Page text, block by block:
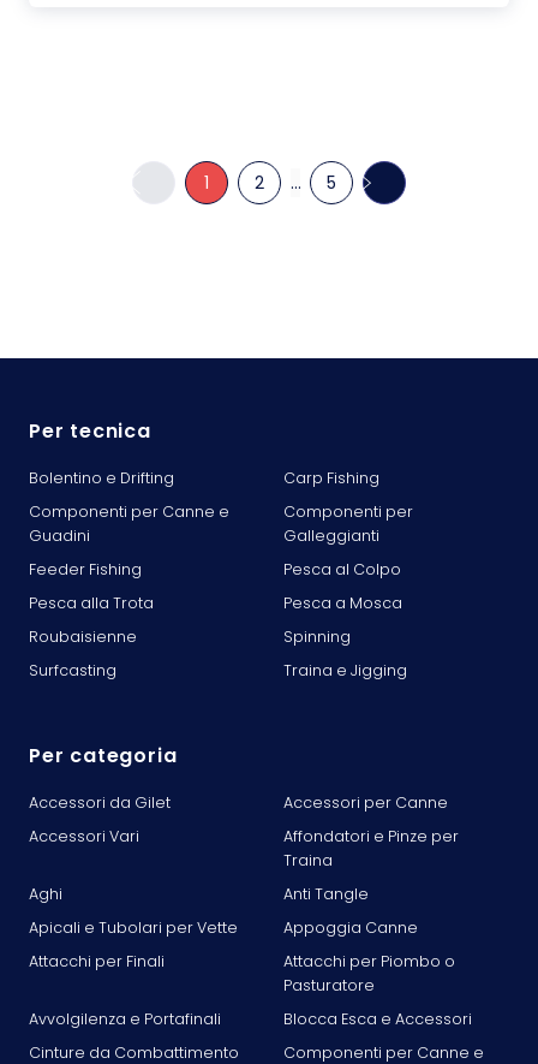
1 2 ... 5
Per tecnica
Bolentino e Drifting
Carp Fishing
Componenti per Canne e
Guadini
Componenti per
Galleggianti
Feeder Fishing
Pesca al Colpo
Pesca alla Trota
Pesca a Mosca
Roubaisienne
Spinning
Surfcasting
Traina e Jigging
Per categoria
Accessori da Gilet
Accessori per Canne
Accessori Vari
Affondatori e Pinze per
Traina
Aghi
Anti Tangle
Apicali e Tubolari per Vette
Appoggia Canne
Attacchi per Finali
Attacchi per Piombo o
Pasturatore
Avvolgilenza e Portafinali
Blocca Esca e Accessori
Cinture da Combattimento
Componenti per Canne e